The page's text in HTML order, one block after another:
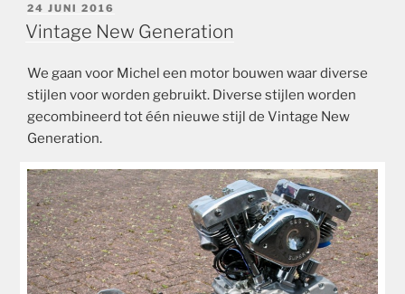
GEPLAATST
OP
24 JUNI 2016
Vintage New Generation
We gaan voor Michel een motor bouwen waar diverse
stijlen voor worden gebruikt. Diverse stijlen worden
gecombineerd tot één nieuwe stijl de Vintage New
Generation.